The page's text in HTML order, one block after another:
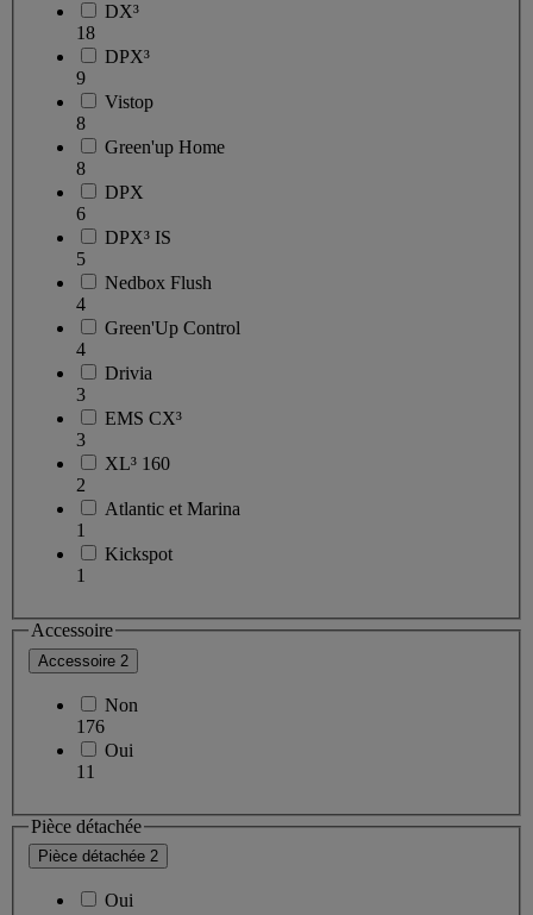
DX³
18
DPX³
9
Vistop
8
Green'up Home
8
DPX
6
DPX³ IS
5
Nedbox Flush
4
Green'Up Control
4
Drivia
3
EMS CX³
3
XL³ 160
2
Atlantic et Marina
1
Kickspot
1
Accessoire
Accessoire 2
Non
176
Oui
11
Pièce détachée
Pièce détachée 2
Oui